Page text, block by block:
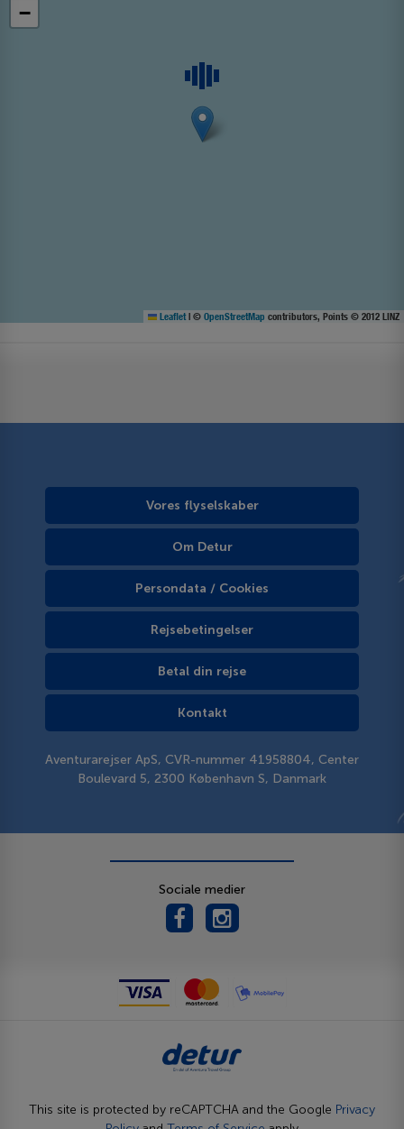
−
Leaflet | © OpenStreetMap contributors, Points © 2012 LINZ
Vores flyselskaber
Om Detur
Persondata / Cookies
Rejsebetingelser
Betal din rejse
Kontakt
Aventurarejser ApS, CVR-nummer 41958804, Center
Boulevard 5, 2300 København S, Danmark
Sociale medier
This site is protected by reCAPTCHA and the Google Privacy